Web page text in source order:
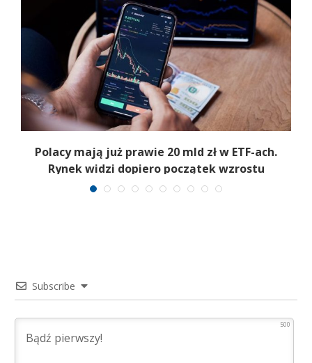
Polacy mają już prawie 20 mld zł w ETF-ach.
Rynek widzi dopiero początek wzrostu
Subscribe
500